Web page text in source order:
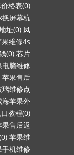
格表(0)
换屏幕杭
址(0) 凤
维修4s
(0) 芯片
电脑维修
苹果售后
璃维修点
海苹果外
教程(0)
果售后返
苹果维
手机维修